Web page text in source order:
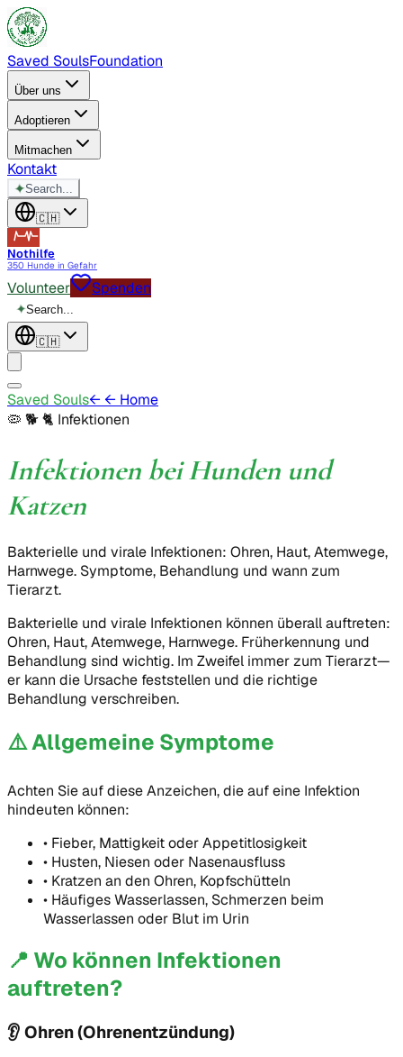
Saved SoulsFoundation
Über uns
Adoptieren
Mitmachen
Kontakt
✦Search...
🇨🇭
Nothilfe
350 Hunde in Gefahr
Volunteer Spenden
✦Search...
🇨🇭
Saved Souls← ← Home
🦠 🐕 🐈 Infektionen
Infektionen bei Hunden und
Katzen
Bakterielle und virale Infektionen: Ohren, Haut, Atemwege,
Harnwege. Symptome, Behandlung und wann zum
Tierarzt.
Bakterielle und virale Infektionen können überall auftreten:
Ohren, Haut, Atemwege, Harnwege. Früherkennung und
Behandlung sind wichtig. Im Zweifel immer zum Tierarzt—
er kann die Ursache feststellen und die richtige
Behandlung verschreiben.
⚠️Allgemeine Symptome
Achten Sie auf diese Anzeichen, die auf eine Infektion
hindeuten können:
• Fieber, Mattigkeit oder Appetitlosigkeit
• Husten, Niesen oder Nasenausfluss
• Kratzen an den Ohren, Kopfschütteln
• Häufiges Wasserlassen, Schmerzen beim
Wasserlassen oder Blut im Urin
📍 Wo können Infektionen
auftreten?
👂 Ohren (Ohrenentzündung)